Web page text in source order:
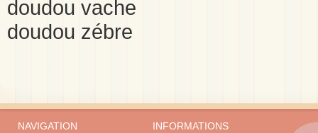
doudou vache
doudou zébre
NAVIGATION INFORMATIONS